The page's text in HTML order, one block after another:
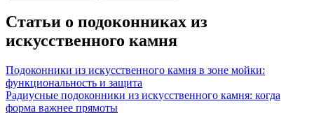
Статьи о подоконниках из
искусственного камня
Подоконники из искусственного камня в зоне мойки:
функциональность и защита
Радиусные подоконники из искусственного камня: когда
форма важнее прямоты